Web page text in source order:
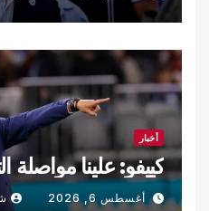
أخبار
كييفو: علينا مواصلة
أغسطس 6, 2026